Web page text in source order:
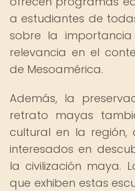
a estudiantes de
sobre la
relevancia en el
de Mesoamérica.
Además, la
retrato mayas
cultural en la región,
interesados en
la civilización maya.
que exhiben estas